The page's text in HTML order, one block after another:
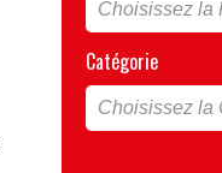
Catégorie